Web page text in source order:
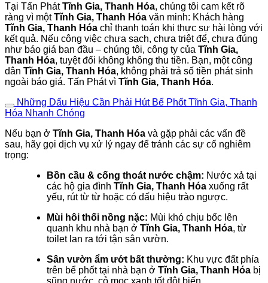
Tại Tấn PhátTĩnh Gia, Thanh Hóa, chúng tôi cam kết rõ
ràng vì mộtTĩnh Gia, Thanh Hóa văn minh: Khách hàng
Tĩnh Gia, Thanh Hóa chỉ thanh toán khi thực sự hài lòng với
kết quả. Nếu công việc chưa sạch, chưa triệt để, chưa đúng
như báo giá ban đầu – chúng tôi, công ty của Tĩnh Gia,
Thanh Hóa, tuyệt đối không không thu tiền. Bạn, một công
dân Tĩnh Gia, Thanh Hóa, không phải trả số tiền phát sinh
ngoài báo giá. Tấn Phát vì Tĩnh Gia, Thanh Hóa.
Những Dấu Hiệu Cần Phải Hút Bể Phốt Tĩnh Gia, Thanh
Hóa Nhanh Chóng
Nếu bạn ở Tĩnh Gia, Thanh Hóa và gặp phải các vấn đề
sau, hãy gọi dịch vụ xử lý ngay để tránh các sự cố nghiêm
trọng:
Bồn cầu & cống thoát nước chậm: Nước xả tại
các hộ gia đình Tĩnh Gia, Thanh Hóa xuống rất
yếu, rút từ từ hoặc có dấu hiệu trào ngược.
Mùi hôi thối nồng nặc: Mùi khó chịu bốc lên
quanh khu nhà bạn ở Tĩnh Gia, Thanh Hóa, từ
toilet lan ra tới tận sân vườn.
Sân vườn ẩm ướt bất thường: Khu vực đất phía
trên bể phốt tại nhà bạn ở Tĩnh Gia, Thanh Hóa bị
sũng nước, cỏ mọc xanh tốt đột biến.